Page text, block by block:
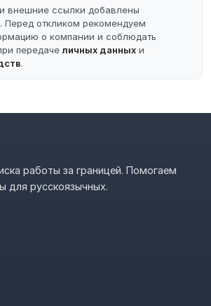
внешние ссылки добавлены
Перед откликом рекомендуем
о компании и соблюдать
передачеличных данных и
.
работы за границей. Помогаем
для русскоязычных.